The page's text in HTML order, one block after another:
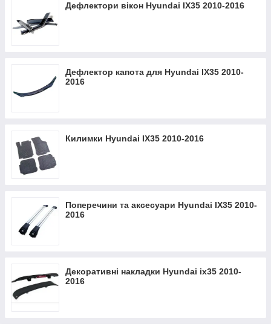
Дефлектори вікон Hyundai IX35 2010-2016
Дефлектор капота для Hyundai IX35 2010-
2016
Килимки Hyundai IX35 2010-2016
Поперечини та аксесуари Hyundai IX35 2010-
2016
Декоративні накладки Hyundai ix35 2010-
2016